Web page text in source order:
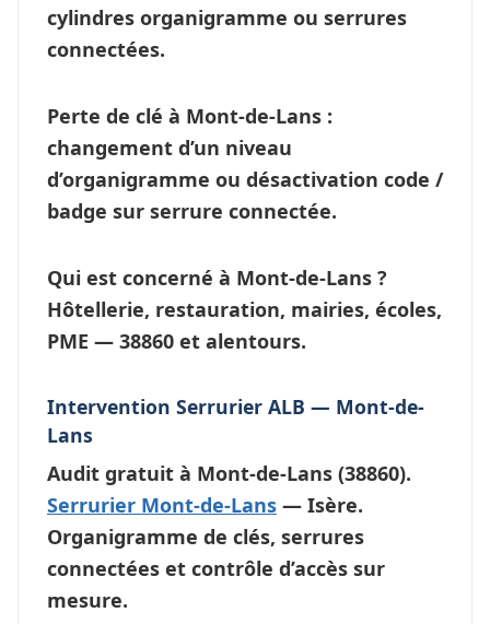
cylindres organigramme ou serrures
connectées.
Perte de clé à Mont-de-Lans :
changement d’un niveau
d’organigramme ou désactivation code /
badge sur serrure connectée.
Qui est concerné à Mont-de-Lans ?
Hôtellerie, restauration, mairies, écoles,
PME — 38860 et alentours.
Intervention Serrurier ALB — Mont-de-
Lans
Audit gratuit à Mont-de-Lans (38860).
Serrurier Mont-de-Lans — Isère.
Organigramme de clés, serrures
connectées et contrôle d’accès sur
mesure.